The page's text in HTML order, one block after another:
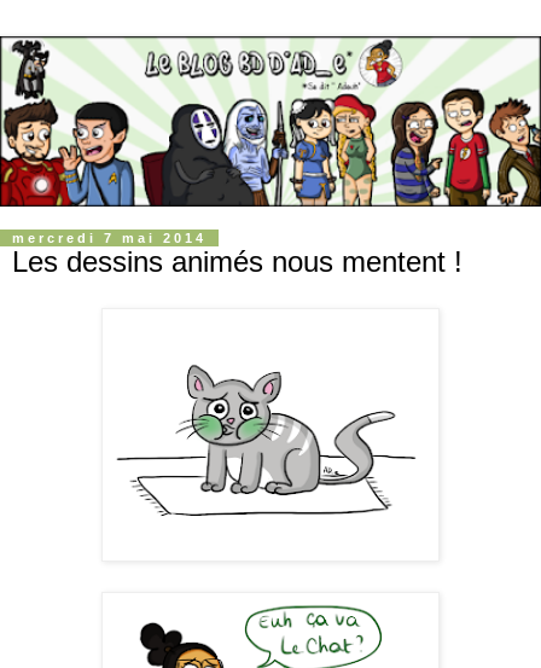
mercredi 7 mai 2014
Les dessins animés nous mentent !